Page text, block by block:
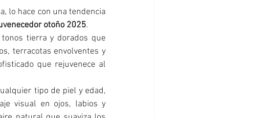
lo hace con una tendencia
otoño 2025.
tierra y dorados que
terracotas envolventes y
que rejuvenece al
tipo de piel y edad,
visual en ojos, labios y